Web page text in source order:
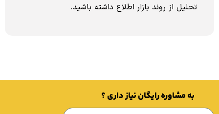
تحلیل از روند بازار اطلاع داشته باشید.
به مشاوره رایگان نیاز داری ؟